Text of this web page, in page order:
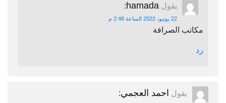
يقول hamada
:
22 يونيو، 2022 الساعة 2:48 م
مكاتب الصرافة
رد
يقول احمد العجمي: